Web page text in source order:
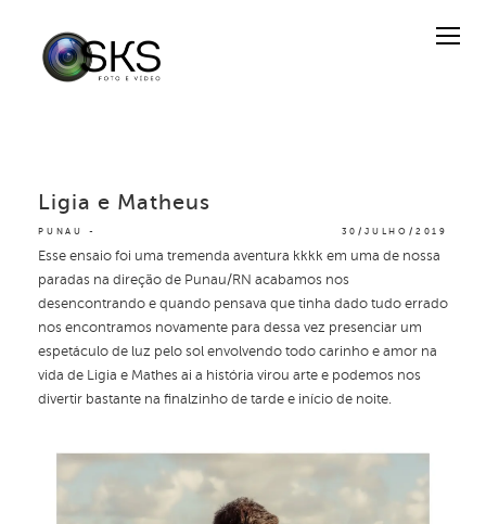
PUNAU 30/JULHO/2019
Ligia e Matheus
Esse ensaio foi uma tremenda aventura kkkk em uma de nossa
paradas na direção de Punau/RN acabamos nos
desencontrando e quando pensava que tinha dado tudo errado
nos encontramos novamente para dessa vez presenciar um
espetáculo de luz pelo sol envolvendo todo carinho e amor na
vida de Ligia e Mathes ai a história virou arte e podemos nos
divertir bastante na finalzinho de tarde e início de noite.